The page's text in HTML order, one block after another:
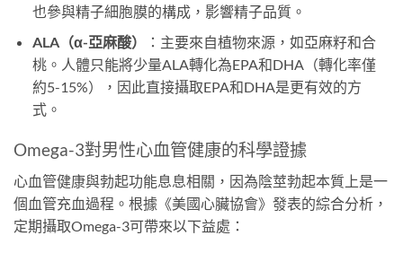
也參與精子細胞膜的構成，影響精子品質。
ALA（α-亞麻酸）
：主要來自植物來源，如亞麻籽和合
桃。人體只能將少量ALA轉化為EPA和DHA（轉化率僅
約5-15%），因此直接攝取EPA和DHA是更有效的方
式。
Omega-3對男性心血管健康的科學證據
心血管健康與勃起功能息息相關，因為陰莖勃起本質上是一
個血管充血過程。根據《美國心臟協會》發表的綜合分析，
定期攝取Omega-3可帶來以下益處：